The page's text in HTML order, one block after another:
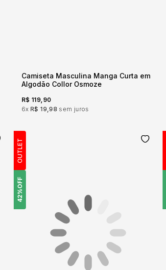
Camiseta Masculina Manga Curta em
Algodão Collor Osmoze
R$ 119,90
6xR$ 19,98 sem juros
42%
OFF
OUTLET